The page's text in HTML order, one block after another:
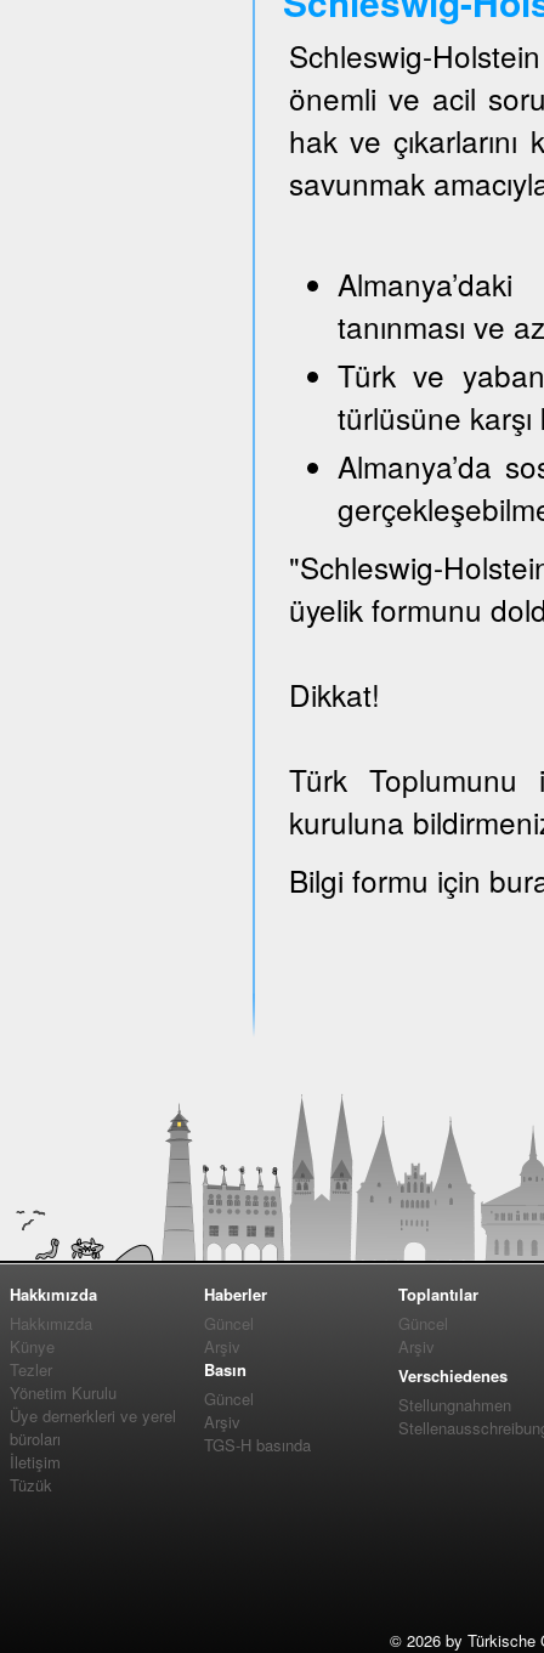
Schleswig-
önemli ve acil
hak ve
savunmak
tanınması ve
Türk ve
türlüsüne
Almanya’da
"Schleswig-
üyelik formunu
Dikkat!
Türk
kuruluna
Bilgi formu için
Hakkımızda
Hakkımızda
Künye
Tezler
Yönetim Kurulu
Üye dernerkleri ve yerel
büroları
İletişim
Tüzük
Haberler
Güncel
Arşiv
Basın
Güncel
Arşiv
TGS-H basında
Toplantılar
Güncel
Arşiv
Verschiedenes
Stellungnahmen
© 2026 by Türkische